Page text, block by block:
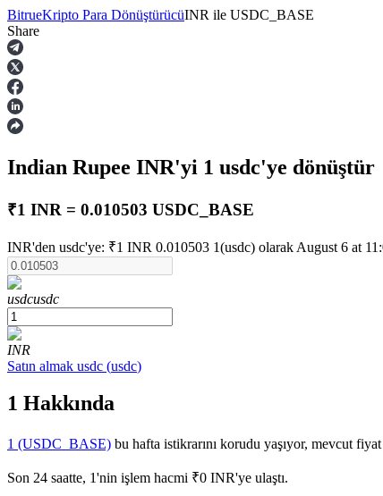
Vadeli İşlemler
USDT Vadeli İşlemleri
Teminat olarak USDT kullanan vadeli işlemler
COIN-M Vadeli İşlemleri
BitrueKripto Para DönüştürücüINR ile USDC_BASE
Share
Indian Rupee INR'yi 1 usdc'ye dönüştür
₹1 INR = 0.010503 USDC_BASE
INR'den usdc'ye: ₹1 INR 0.010503 1(usdc) olarak August 6 at
usdcusdc
INR
Satın almak usdc (usdc)
1 Hakkında
1 (USDC_BASE) bu hafta istikrarını korudu yaşıyor, mevcut fiyat
Son 24 saatte, 1'nin işlem hacmi ₹0 INR'ye ulaştı.